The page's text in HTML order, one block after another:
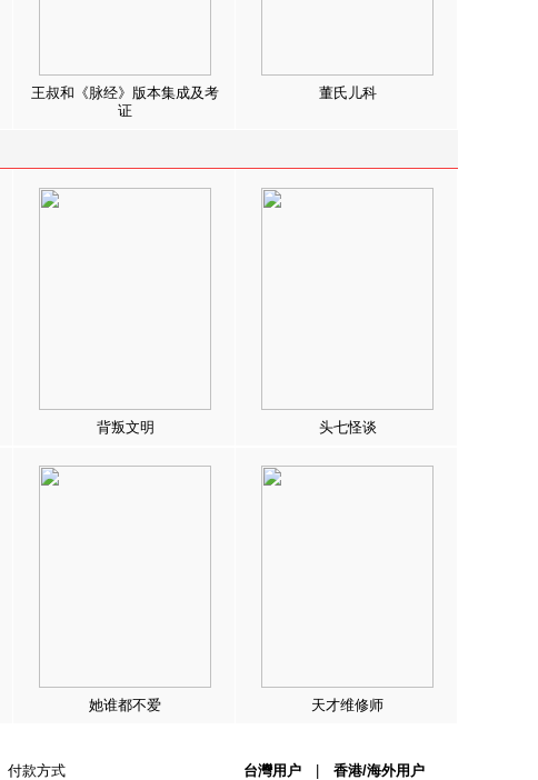
王叔和《脉经》版本集成及考
证
董氏儿科
背叛文明 头七怪谈
她谁都不爱 天才维修师
付款方式 台灣用户 香港/海外用户